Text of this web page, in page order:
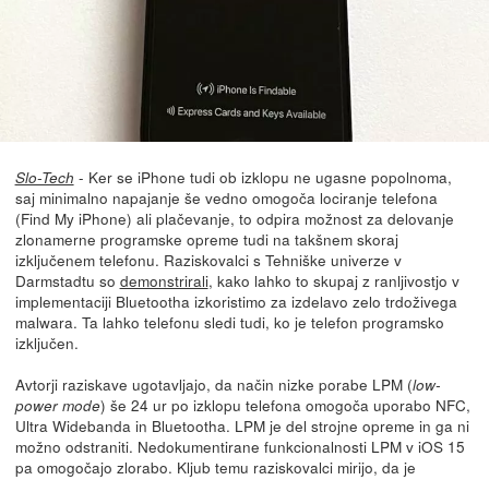
Slo-Tech - Ker se iPhone tudi ob izklopu ne ugasne popolnoma,
saj minimalno napajanje še vedno omogoča lociranje telefona
(Find My iPhone) ali plačevanje, to odpira možnost za delovanje
zlonamerne programske opreme tudi na takšnem skoraj
izključenem telefonu. Raziskovalci s Tehniške univerze v
Darmstadtu so demonstrirali, kako lahko to skupaj z ranljivostjo v
implementaciji Bluetootha izkoristimo za izdelavo zelo trdoživega
malwara. Ta lahko telefonu sledi tudi, ko je telefon programsko
izključen.
Avtorji raziskave ugotavljajo, da način nizke porabe LPM (low-
power mode) še 24 ur po izklopu telefona omogoča uporabo NFC,
Ultra Widebanda in Bluetootha. LPM je del strojne opreme in ga ni
možno odstraniti. Nedokumentirane funkcionalnosti LPM v iOS 15
pa omogočajo zlorabo. Kljub temu raziskovalci mirijo, da je